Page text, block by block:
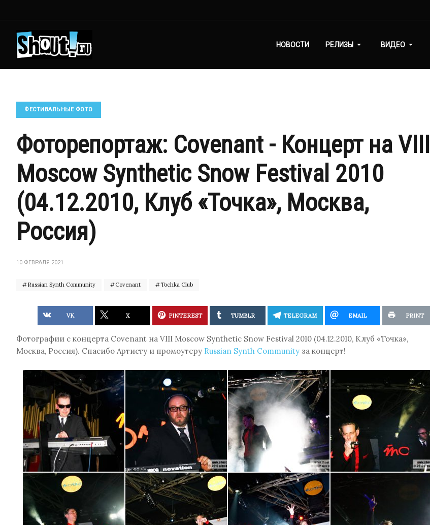
НОВОСТИ РЕЛИЗЫ ВИДЕО
ФЕСТИВАЛЬНЫЕ ФОТО
Фоторепортаж: Covenant - Концерт на VIII
Moscow Synthetic Snow Festival 2010
(04.12.2010, Клуб «Точка», Москва,
Россия)
10 ФЕВРАЛЯ 2021
Russian Synth Community Covenant Tochka Club
VK X PINTEREST TUMBLR TELEGRAM EMAIL PRINT
Фотографии с концерта Covenant на VIII Moscow Synthetic Snow Festival 2010 (04.12.2010, Клуб «Точка»,
Москва, Россия). Спасибо Артисту и промоутеру Russian Synth Community за концерт!